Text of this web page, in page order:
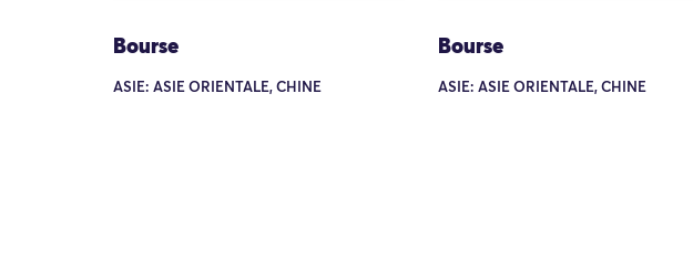
Bourse
ASIE: ASIE ORIENTALE, CHINE
Bourse
ASIE: ASIE ORIENTALE, CHINE